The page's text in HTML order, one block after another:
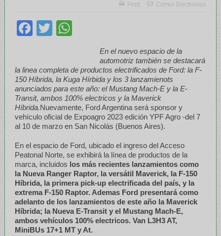
Print Correo Electrónico
Facebook
Twitter
En el nuevo espacio de la
automotriz también se destacará
la linea completa de productos electrificados de Ford: la F-
150 Híbrida, la Kuga Hírbida y los 3 lanzamienots
anunciados para este año: el Mustang Mach-E y la E-
Transit, ambos 100% electricos y la Maverick
Híbrida.Nuevamente, Ford Argentina será sponsor y
vehículo oficial de Expoagro 2023 edición YPF Agro -del 7
al 10 de marzo en San Nicolás (Buenos Aires).
En el espacio de Ford, ubicado el ingreso del Acceso
Peatonal Norte, se exhibirá la línea de productos de la
marca, incluidos los más recientes lanzamientos como
la Nueva Ranger Raptor, la versátil Maverick, la F-150
Híbrida, la primera pick-up electrificada del país, y la
extrema F-150 Raptor. Ademas Ford presentará como
adelanto de los lanzamientos de este año la Maverick
Híbrida; la Nueva E-Transit y el Mustang Mach-E,
ambos vehículos 100% electricos. Van L3H3 AT,
MiniBUs 17+1 MT y At.